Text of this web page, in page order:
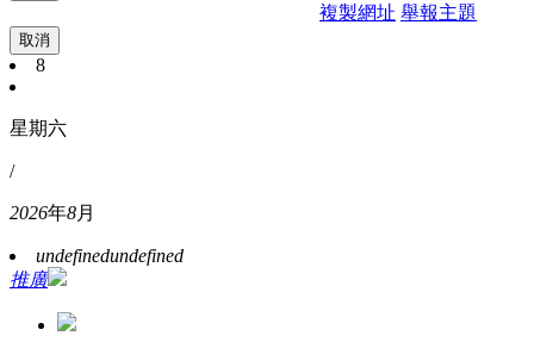
複製網址 舉報主題
取消
8
星期六
/
2026年8月
undefinedundefined
推廣